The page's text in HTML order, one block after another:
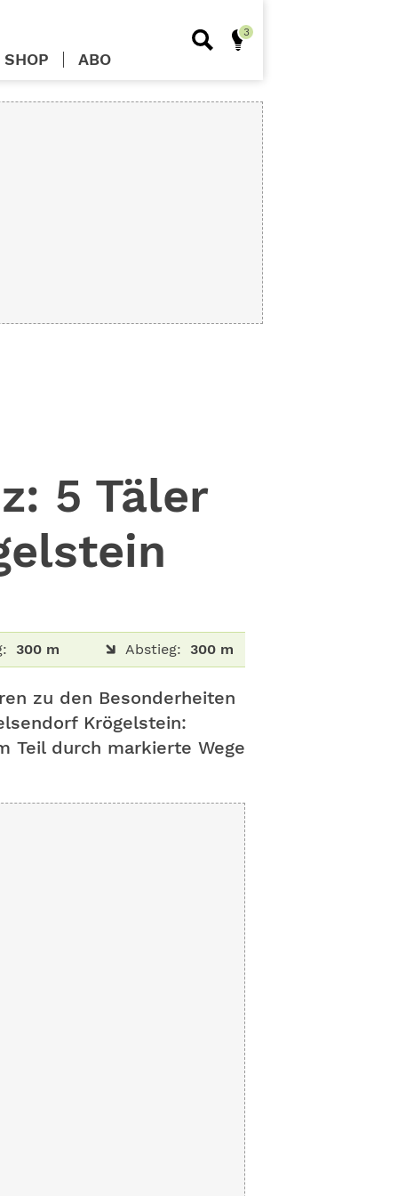
5 Täler
300 m Abstieg: 300 m
zu den Besonderheiten
Krögelstein:
Teil durch markierte Wege
SHOP ABO